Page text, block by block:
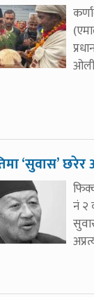
‘सुवास’ छरेर
नं २